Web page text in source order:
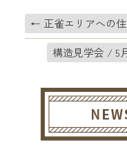
← 正雀エリアへの
構造見学会 / 5